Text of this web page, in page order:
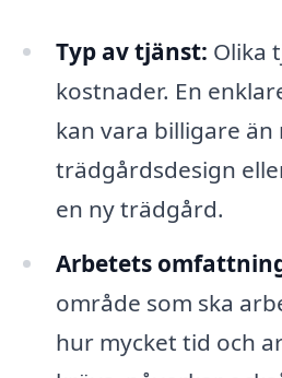
Typ av tjänst: Olika
kostnader. En
kan vara billigare
trädgårdsdesign
en ny trädgård.
Arbetets
område som ska
hur mycket tid och